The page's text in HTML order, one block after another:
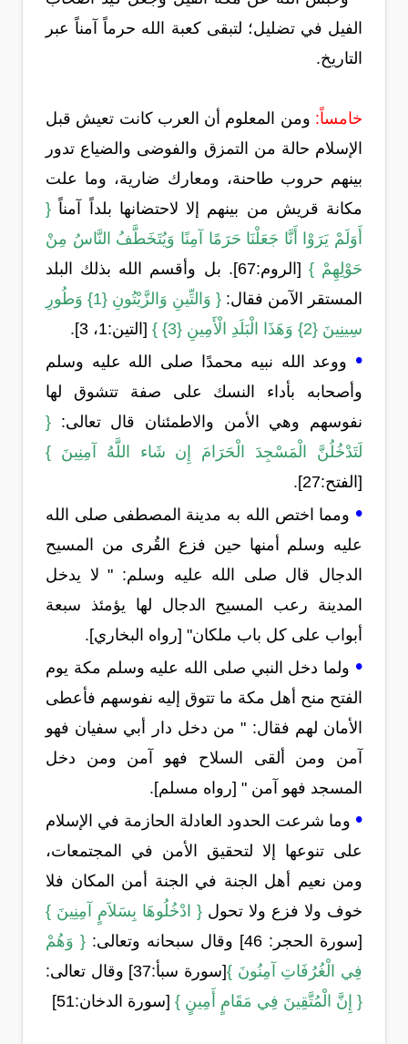
الفيل في تضليل؛ لتبقى كعبة الله حرماً آمناً عبر
التاريخ.
خامساً: ومن المعلوم أن العرب كانت تعيش قبل
الإسلام حالة من التمزق والفوضى والضياع تدور
بينهم حروب طاحنة، ومعارك ضارية، وما علت
مكانة قريش من بينهم إلا لاحتضانها بلداً آمناً {
أَوَلَمْ يَرَوْا أَنَّا جَعَلْنَا حَرَمًا آمِنًا وَيُتَخَطَّفُ النَّاسُ مِنْ
حَوْلِهِمْ }
[الروم:67]. بل وأقسم الله بذلك البلد
المستقر الآمن فقال:
{ وَالتِّينِ وَالزَّيْتُونِ {1} وَطُورِ
سِينِينَ {2} وَهَذَا الْبَلَدِ الْأَمِينِ {3} }
[التين:1، 3].
• ووعد الله نبيه محمدًا صلى الله عليه وسلم
وأصحابه بأداء النسك على صفة تتشوق لها
نفوسهم وهي الأمن والاطمئنان قال تعالى: {
لَتَدْخُلُنَّ الْمَسْجِدَ الْحَرَامَ إِن شَاء اللَّهُ آمِنِينَ }
[الفتح:27].
• ومما اختص الله به مدينة المصطفى صلى الله
عليه وسلم أمنها حين فزع القُرى من المسيح
الدجال قال صلى الله عليه وسلم: " لا يدخل
المدينة رعب المسيح الدجال لها يؤمئذ سبعة
أبواب على كل باب ملكان" [رواه البخاري].
• ولما دخل النبي صلى الله عليه وسلم مكة يوم
الفتح منح أهل مكة ما تتوق إليه نفوسهم فأعطى
الأمان لهم فقال: " من دخل دار أبي سفيان فهو
آمن ومن ألقى السلاح فهو آمن ومن دخل
المسجد فهو آمن " [رواه مسلم].
• وما شرعت الحدود العادلة الحازمة في الإسلام
على تنوعها إلا لتحقيق الأمن في المجتمعات،
ومن نعيم أهل الجنة في الجنة أمن المكان فلا
خوف ولا فزع ولا تحول { ادْخُلُوهَا بِسَلاَمٍ آمِنِينَ }
[سورة الحجر: 46] وقال سبحانه وتعالى:
{ وَهُمْ
فِي الْغُرُفَاتِ آمِنُونَ }[سورة سبأ:37] وقال تعالى:
{ إِنَّ الْمُتَّقِينَ فِي مَقَامٍ أَمِينٍ } [سورة الدخان:51]